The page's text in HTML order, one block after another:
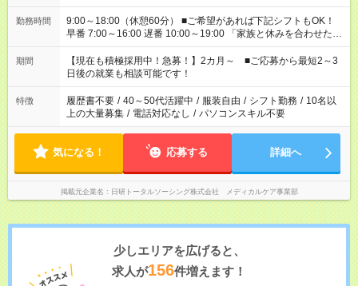
勤務時間
9:00～18:00（休憩60分） ■ご希望があれば下記シフトもOK！
早番 7:00～16:00 遅番 10:00～19:00 「家族と休みを合わせた
い」 「余裕を持って夕飯の準備がしたい」 「できれば残業はし
たくない」 など、ご希望を教えてくださいね。 ※Wワーク希望
の方へ 今ご覧のお仕事で希望する勤務時間と、もう1つのお仕事
の勤務時間。 合計で週40時間を超える場合は応募できません。
期間
【現在も積極採用中！急募！】2カ月～ ■ご応募から最短2～3
日後の就業も相談可能です！
特徴 履歴書不要 / 40～50代活躍中 / 服装自由 / シフト勤務 / 10名以
上の大量募集 / 電話対応なし / パソコンスキル不要
気になる！ 応募する 詳細へ
掲載元企業名 日研トータルソーシング株式会社 メディカルケア事業部
少しエリアを広げると、
求人が156件増えます！